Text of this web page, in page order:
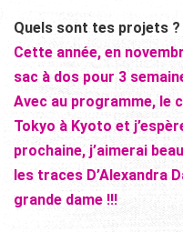
Quels sont tes projets ?
Cette année, en
sac à dos pour 3
Avec au programme, le
Tokyo à Kyoto et
prochaine, j’aimerai
les traces D’Alexandra
grande dame !!!